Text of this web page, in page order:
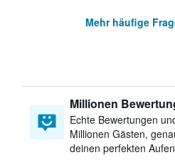
Mehr häufige
Millionen
Echte Bewertungen
Millionen Gästen,
deinen perfekten